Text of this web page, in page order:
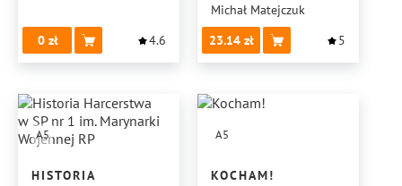
0 4.6
Michał Matejczuk
23.14
5
A5
HISTORIA
A5
KOCHAM!